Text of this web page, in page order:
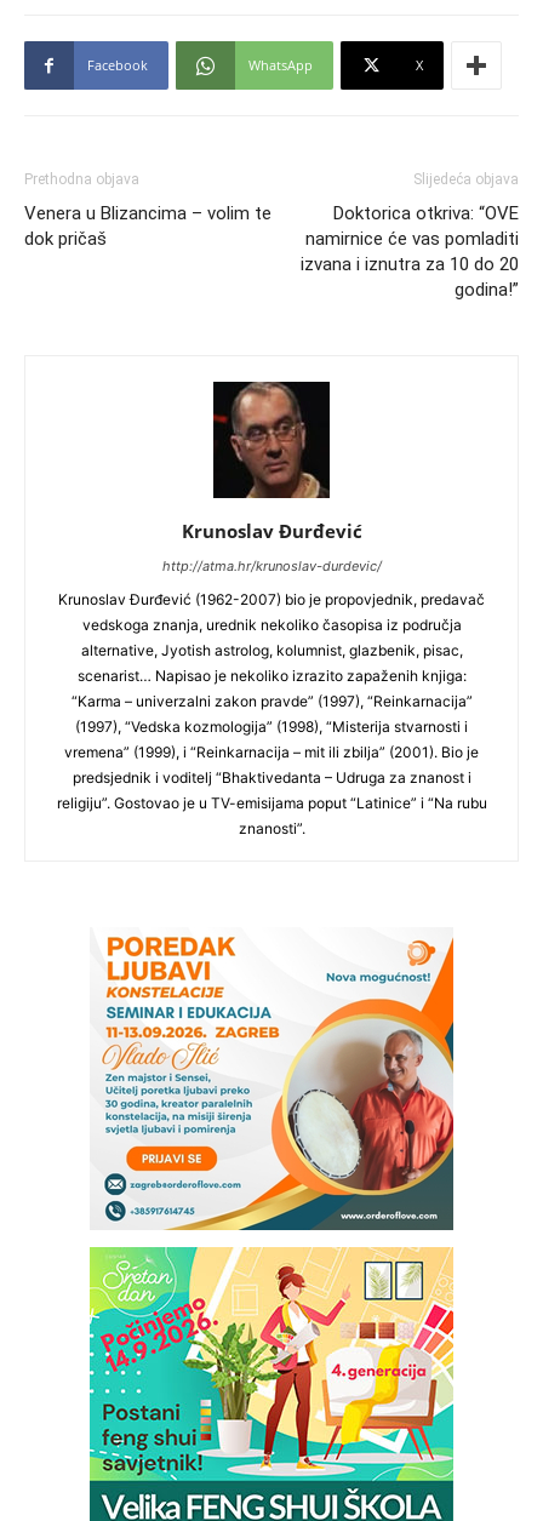
Facebook WhatsApp X
Prethodna objava
Venera u Blizancima – volim te
dok pričaš
Slijedeća objava
Doktorica otkriva: “OVE
namirnice će vas pomladiti
izvana i iznutra za 10 do 20
godina!”
Krunoslav Đurđević
http://atma.hr/krunoslav-durdevic/
Krunoslav Đurđević (1962-2007) bio je propovjednik, predavač
vedskoga znanja, urednik nekoliko časopisa iz područja
alternative, Jyotish astrolog, kolumnist, glazbenik, pisac,
scenarist… Napisao je nekoliko izrazito zapaženih knjiga:
“Karma – univerzalni zakon pravde” (1997), “Reinkarnacija”
(1997), “Vedska kozmologija” (1998), “Misterija stvarnosti i
vremena” (1999), i “Reinkarnacija – mit ili zbilja” (2001). Bio je
predsjednik i voditelj “Bhaktivedanta – Udruga za znanost i
religiju”. Gostovao je u TV-emisijama poput “Latinice” i “Na rubu
znanosti”.